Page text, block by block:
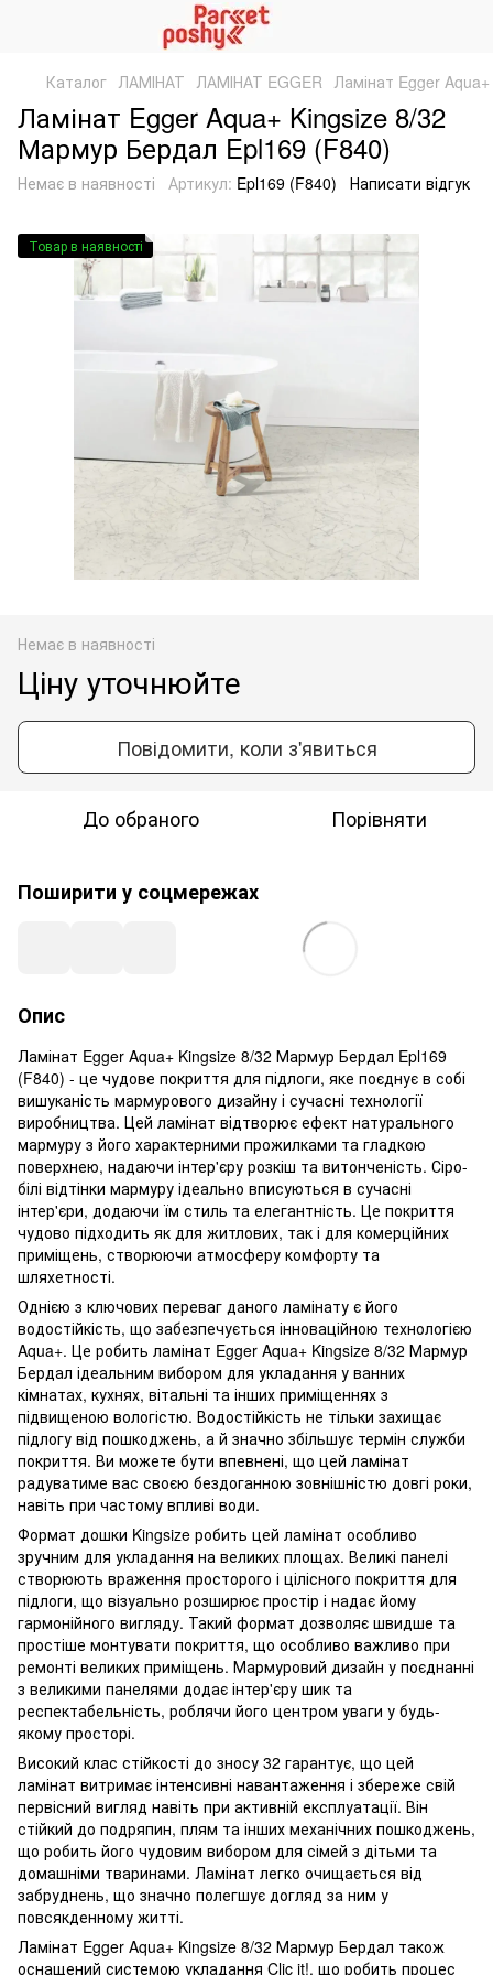
Каталог ЛАМІНАТ ЛАМІНАТ EGGER Ламінат Egger
Ламінат Egger Aqua+ Kingsize 8/32
Мармур Бердал Epl169 (F840)
Немає в наявності Артикул: Epl169 (F840) Написати відгук
Товар в наявності
Немає в наявності
Ціну уточнюйте
Повідомити, коли з'явиться
До обраного Порівняти
Поширити у соцмережах
Опис
Ламінат Egger Aqua+ Kingsize 8/32 Мармур Бердал Epl169
(F840) - це чудове покриття для підлоги, яке поєднує в собі
вишуканість мармурового дизайну і сучасні технології
виробництва. Цей ламінат відтворює ефект натурального
мармуру з його характерними прожилками та гладкою
поверхнею, надаючи інтер'єру розкіш та витонченість. Сіро-
білі відтінки мармуру ідеально вписуються в сучасні
інтер'єри, додаючи їм стиль та елегантність. Це покриття
чудово підходить як для житлових, так і для комерційних
приміщень, створюючи атмосферу комфорту та
шляхетності.
Однією з ключових переваг даного ламінату є його
водостійкість, що забезпечується інноваційною технологією
Aqua+. Це робить ламінат Egger Aqua+ Kingsize 8/32 Мармур
Бердал ідеальним вибором для укладання у ванних
кімнатах, кухнях, вітальні та інших приміщеннях з
підвищеною вологістю. Водостійкість не тільки захищає
підлогу від пошкоджень, а й значно збільшує термін служби
покриття. Ви можете бути впевнені, що цей ламінат
радуватиме вас своєю бездоганною зовнішністю довгі роки,
навіть при частому впливі води.
Формат дошки Kingsize робить цей ламінат особливо
зручним для укладання на великих площах. Великі панелі
створюють враження просторого і цілісного покриття для
підлоги, що візуально розширює простір і надає йому
гармонійного вигляду. Такий формат дозволяє швидше та
простіше монтувати покриття, що особливо важливо при
ремонті великих приміщень. Мармуровий дизайн у поєднанні
з великими панелями додає інтер'єру шик та
респектабельність, роблячи його центром уваги у будь-
якому просторі.
Високий клас стійкості до зносу 32 гарантує, що цей
ламінат витримає інтенсивні навантаження і збереже свій
первісний вигляд навіть при активній експлуатації. Він
стійкий до подряпин, плям та інших механічних пошкоджень,
що робить його чудовим вибором для сімей з дітьми та
домашніми тваринами. Ламінат легко очищається від
забруднень, що значно полегшує догляд за ним у
повсякденному житті.
Ламінат Egger Aqua+ Kingsize 8/32 Мармур Бердал також
оснащений системою укладання Clic it!, що робить процес